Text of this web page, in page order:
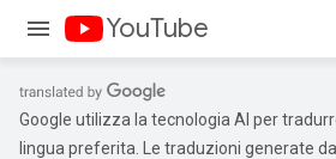
YouTube
Google utilizza la tecnologia AI per
lingua preferita. Le traduzioni generate